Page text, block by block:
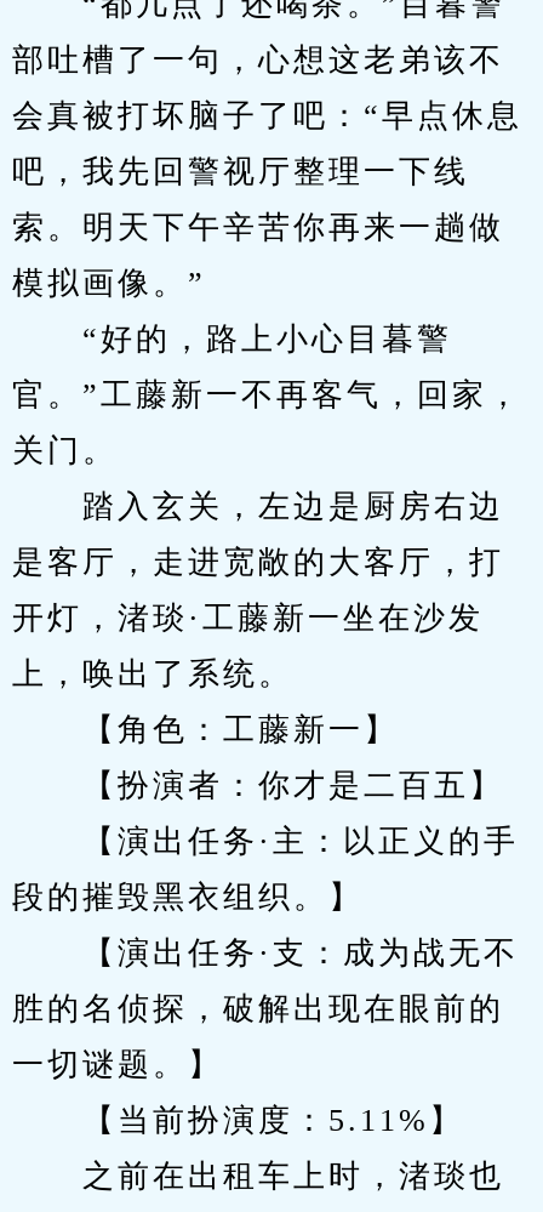
部吐槽了一句，心想这老弟该不
会真被打坏脑子了吧：“早点休息
吧，我先回警视厅整理一下线
索。明天下午辛苦你再来一趟做
模拟画像。”
“好的，路上小心目暮警
官。”工藤新一不再客气，回家，
关门。
踏入玄关，左边是厨房右边
是客厅，走进宽敞的大客厅，打
开灯，渚琰·工藤新一坐在沙发
上，唤出了系统。
【角色：工藤新一】
【扮演者：你才是二百五】
【演出任务·主：以正义的手
段的摧毁黑衣组织。】
【演出任务·支：成为战无不
胜的名侦探，破解出现在眼前的
一切谜题。】
【当前扮演度：5.11%】
之前在出租车上时，渚琰也